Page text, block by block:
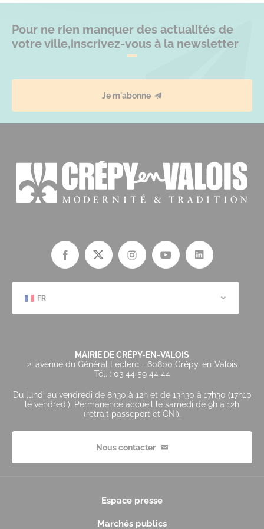
Pour ne rien manquer des actualités de
votre ville,inscrivez-vous à la newsletter
Je m'abonne
FR
MAIRIE DE CRÉPY-EN-VALOIS
2, avenue du Général Leclerc - 60800 Crépy-en-Valois
Tél. : 03 44 59 44 44
Du lundi au vendredi de 8h30 à 12h et de 13h30 à 17h30 (17h10
le vendredi). Permanence accueil le samedi de 9h à 12h
(retrait passeport et CNI).
Nous contacter
Espace presse
Marchés publics